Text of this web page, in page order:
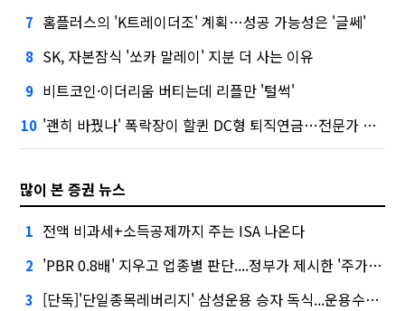
7 홈플러스의 'K트레이더조' 계획…성공 가능성은 '글쎄'
8 SK, 자본잠식 '쏘카 말레이' 지분 더 사는 이유
9 비트코인·이더리움 버티는데 리플만 '털썩'
10 '괜히 바꿨나' 폭락장이 할퀸 DC형 퇴직연금…전문가 조언은
많이 본 증권 뉴스
1 전액 비과세+소득공제까지 주는 ISA 나온다
2 'PBR 0.8배' 지우고 업종별 판단....정부가 제시한 '주가 누르기' 방지법
3 [단독]'단일종목레버리지' 삼성운용 승자 독식...운용수익 미래에셋의 6배